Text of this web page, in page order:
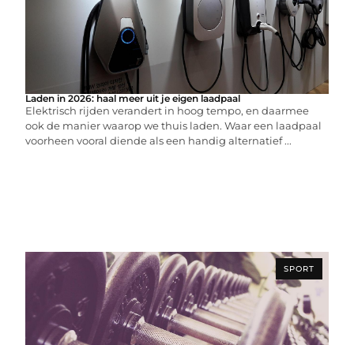
Laden in 2026: haal meer uit je eigen laadpaal
Elektrisch rijden verandert in hoog tempo, en daarmee
ook de manier waarop we thuis laden. Waar een laadpaal
voorheen vooral diende als een handig alternatief ...
SPORT